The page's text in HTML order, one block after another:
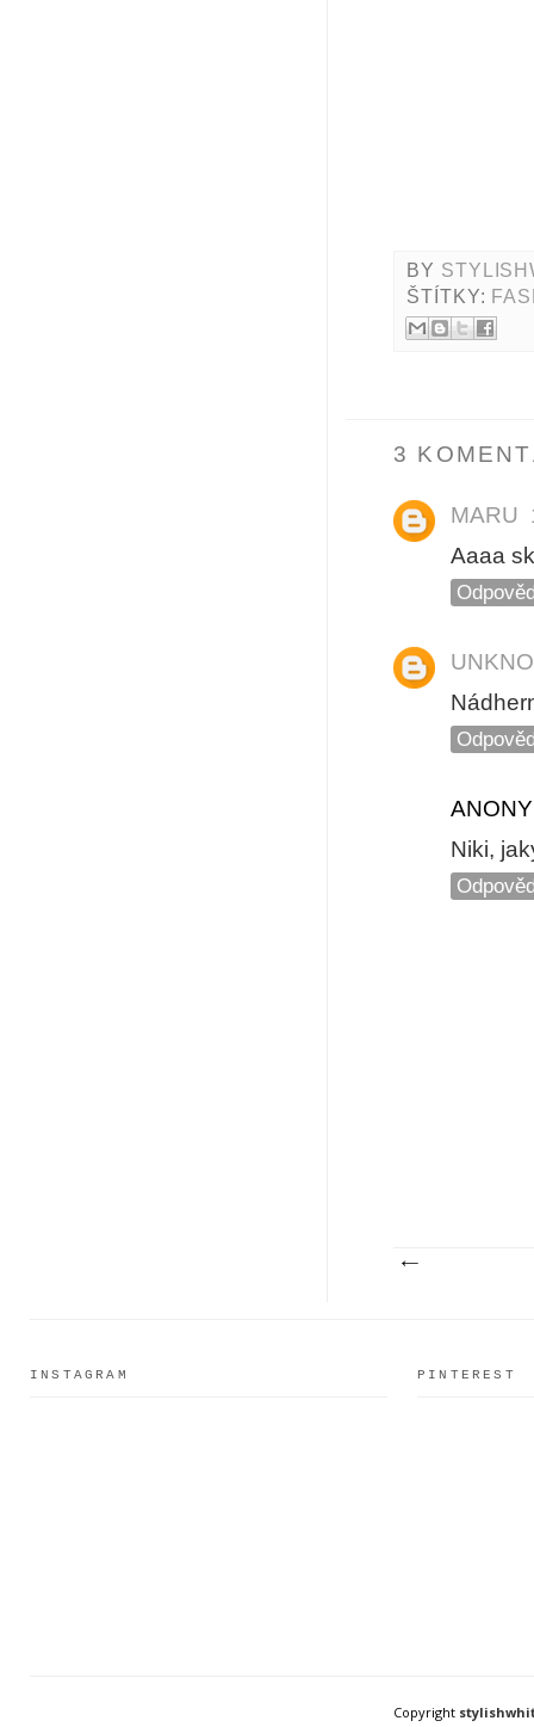
BY
ŠTÍTKY:
3
MARU
Aaaa
Niki,
INSTAGRAM PINTEREST
Copyright